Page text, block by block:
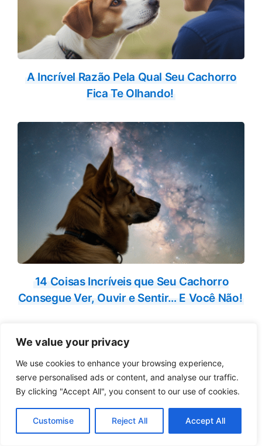
We value your privacy
We use cookies to enhance your browsing experience,
serve personalised ads or content, and analyse our traffic.
By clicking "Accept All", you consent to our use of cookies.
Customise Reject All Accept All
A Incrível Razão Pela Qual Seu Cachorro
Fica Te Olhando!
14 Coisas Incríveis que Seu Cachorro
Consegue Ver, Ouvir e Sentir… E Você Não!